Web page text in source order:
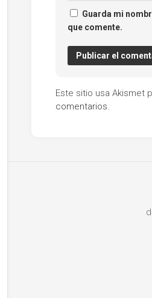
Guarda mi
que comente.
Este sitio usa Akismet
comentarios.